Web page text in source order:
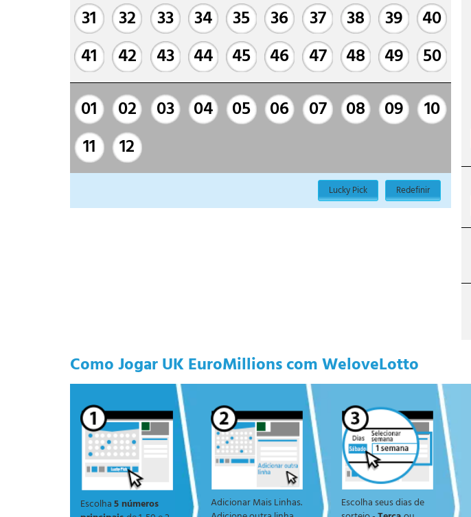
31
32 33 34 35 36 37 38 39
40
41
42 43 44 45 46 47 48 49
50
01
02 03 04 05 06 07 08 09
10
11
12
Redefinir
Lucky Pick
Como Jogar UK EuroMillions com WeloveLotto
Escolha5 números
Adicionar Mais Linhas.
Escolha seus dias de